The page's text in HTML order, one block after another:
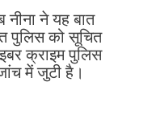
ने यह बात
पुलिस को सूचित
क्राइम पुलिस
में जुटी है।